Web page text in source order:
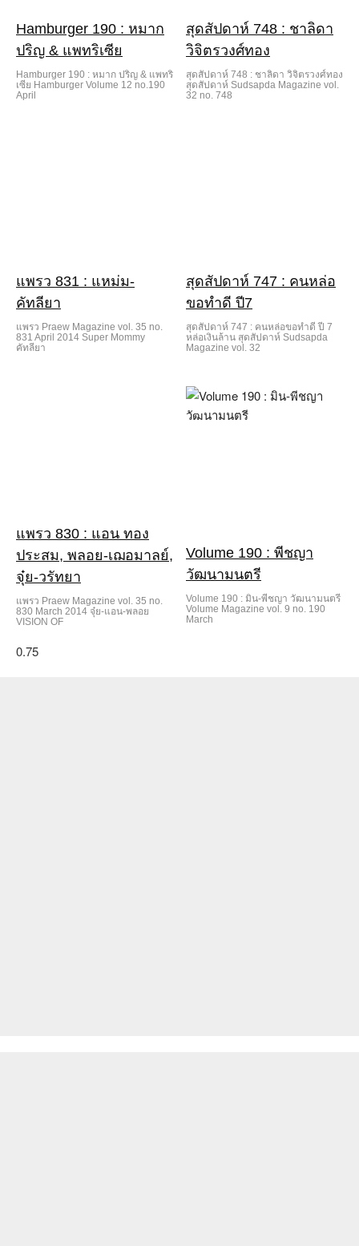
Hamburger 190 : หมาก
ปริญ & แพทริเซีย
Hamburger 190 : หมาก ปริญ & แพทริ
เซีย Hamburger Volume 12 no.190
April
สุดสัปดาห์ 748 : ชาลิดา
วิจิตรวงศ์ทอง
สุดสัปดาห์ 748 : ชาลิดา วิจิตรวงศ์ทอง
สุดสัปดาห์ Sudsapda Magazine vol.
32 no. 748
แพรว 831 : แหม่ม-
คัทลียา
แพรว Praew Magazine vol. 35 no.
831 April 2014 Super Mommy
คัทลียา
สุดสัปดาห์ 747 : คนหล่อ
ขอทำดี ปี7
สุดสัปดาห์ 747 : คนหล่อขอทำดี ปี 7
หล่อเงินล้าน สุดสัปดาห์ Sudsapda
Magazine vol. 32
แพรว 830 : แอน ทอง
ประสม, พลอย-เฌอมาลย์,
จุ๋ย-วรัทยา
แพรว Praew Magazine vol. 35 no.
830 March 2014 จุ๋ย-แอน-พลอย
VISION OF
Volume 190 : พีชญา
วัฒนามนตรี
Volume 190 : มิน-พีชญา วัฒนามนตรี
Volume Magazine vol. 9 no. 190
March